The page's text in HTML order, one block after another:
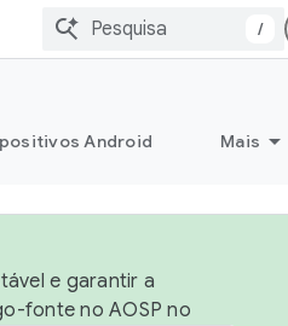
/
Android Mais
e garantir a
fonte no AOSP no